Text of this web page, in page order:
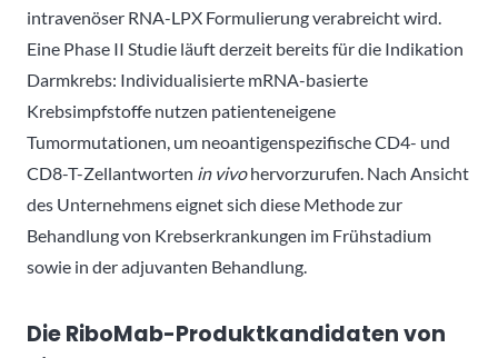
intravenöser RNA-LPX Formulierung verabreicht wird.
Eine Phase II Studie läuft derzeit bereits für die Indikation
Darmkrebs: Individualisierte mRNA-basierte
Krebsimpfstoffe nutzen patienteneigene
Tumormutationen, um neoantigenspezifische CD4- und
CD8-T-Zellantworten in vivohervorzurufen. Nach Ansicht
des Unternehmens eignet sich diese Methode zur
Behandlung von Krebserkrankungen im Frühstadium
sowie in der adjuvanten Behandlung.
Die RiboMab-Produktkandidaten von